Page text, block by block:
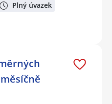
Plný úvazek